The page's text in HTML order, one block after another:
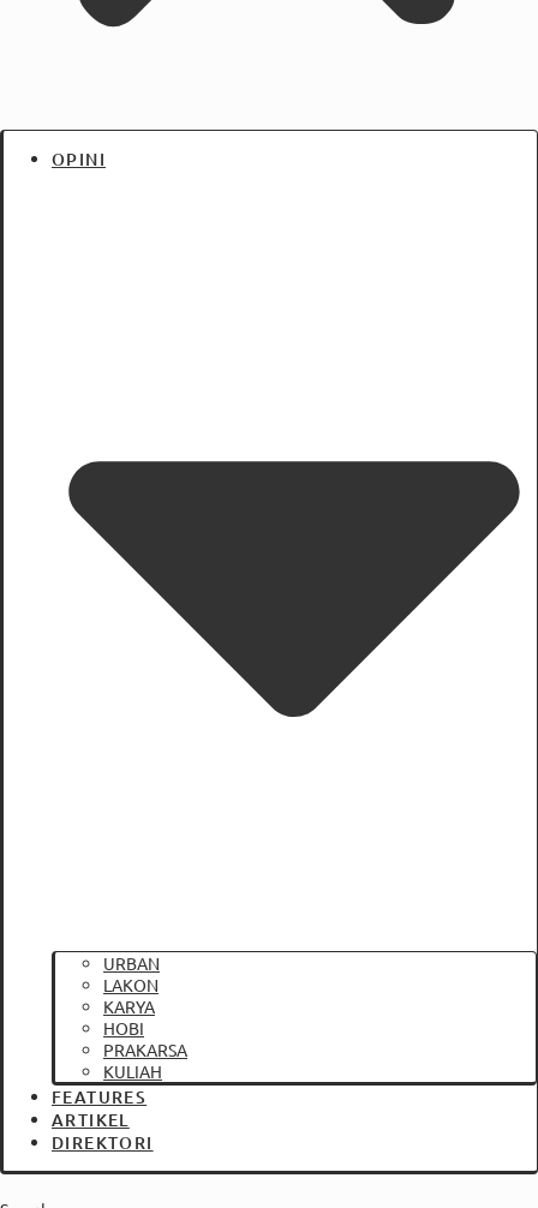
OPINI
URBAN
LAKON
KARYA
HOBI
PRAKARSA
KULIAH
FEATURES
ARTIKEL
DIREKTORI